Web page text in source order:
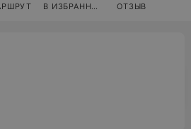
В ИЗБРАННОЕ ОТЗЫВ